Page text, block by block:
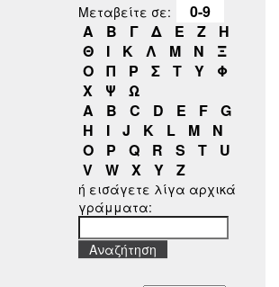
Μεταβείτε σε:
0-9
Α
Β Γ Δ Ε Ζ
Η
Θ
Ι Κ Λ Μ Ν
Ξ
Ο
Π Ρ Σ Τ Υ
Φ
Χ
Ψ
Ω
A
B C D E F
G
H
I J K L M
N
O
P Q R S T
U
V
W X Y Z
ή εισάγετε λίγα αρχικά
γράμματα: